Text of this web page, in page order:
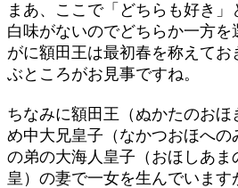
まあ、ここで「どちらも好き
白味がないのでどちらか一方
がに額田王は最初春を称えてお
ぶところがお見事ですね。
ちなみに額田王（ぬかたのおほ
め中大兄皇子（なかつおほへの
の弟の大海人皇子（おほしあま
皇）の妻で一女を生んでいま